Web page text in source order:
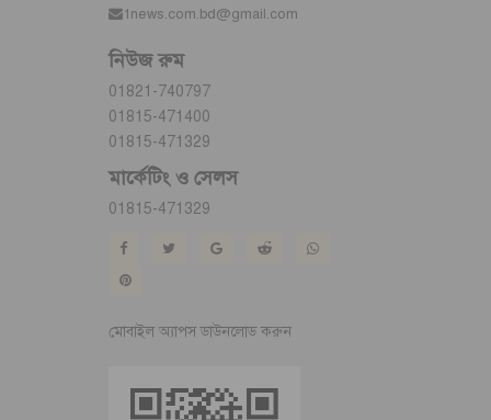
1news.com.bd@gmail.com
নিউজ রুম
01821-740797
01815-471400
01815-471329
মার্কেটিং ও সেলস
01815-471329
মোবাইল অ্যাপস ডাউনলোড করুন